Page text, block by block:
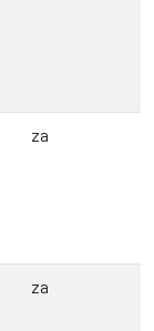
za
za